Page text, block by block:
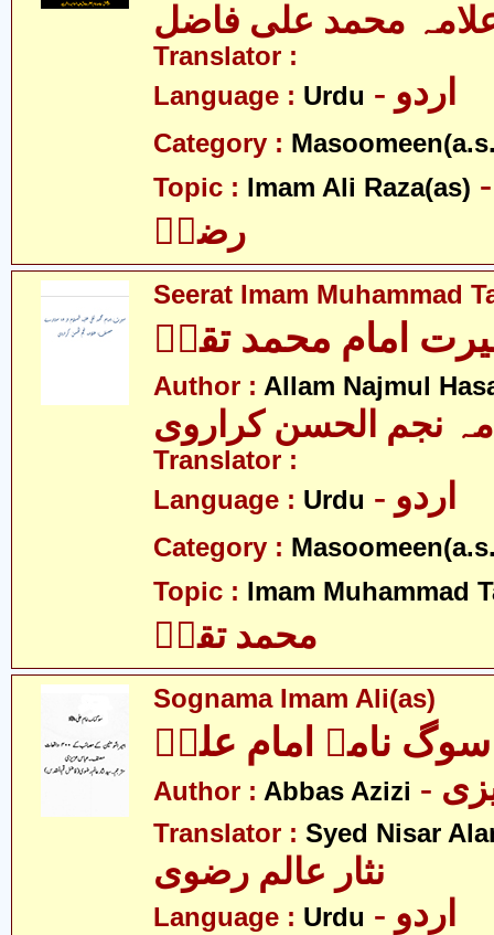
محمد علی فاضل
Translator :
Language : Urdu - اردو
Category :
Topic : Imam Ali Raza(as) علی
رضاؑ
Seerat Imam Muhammad
امام محمد تقیؑ
Author : Allam Najmul
نجم الحسن کراروی
Translator :
Language : Urdu - اردو
Category :
Topic : Imam Muhammad
محمد تقیؑ
Sognama Imam Ali(as)
سوگ نامہ امام علیؑ
Author : Abbas Azizi
Translator : Syed Nisar
نثار عالم رضوی
Language : Urdu - اردو